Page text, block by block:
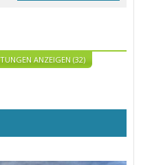
ANZEIGEN (32)